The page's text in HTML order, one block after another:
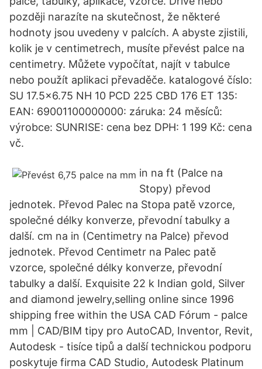
později narazíte na skutečnost, že některé
hodnoty jsou uvedeny v palcích. A abyste zjistili,
kolik je v centimetrech, musíte převést palce na
centimetry. Můžete vypočítat, najít v tabulce
nebo použít aplikaci převaděče. katalogové číslo:
SU 17.5x6.75 NH 10 PCD 225 CBD 176 ET 135:
EAN: 69001100000000: záruka: 24 měsíců:
výrobce: SUNRISE: cena bez DPH: 1 199 Kč: cena
vč.
in na ft (Palce na
Stopy) převod
jednotek. Převod Palec na Stopa patě vzorce,
společné délky konverze, převodní tabulky a
další. cm na in (Centimetry na Palce) převod
jednotek. Převod Centimetr na Palec patě
vzorce, společné délky konverze, převodní
tabulky a další. Exquisite 22 k Indian gold, Silver
and diamond jewelry,selling online since 1996
shipping free within the USA CAD Fórum - palce
mm | CAD/BIM tipy pro AutoCAD, Inventor, Revit,
Autodesk - tisíce tipů a další technickou podporu
poskytuje firma CAD Studio, Autodesk Platinum